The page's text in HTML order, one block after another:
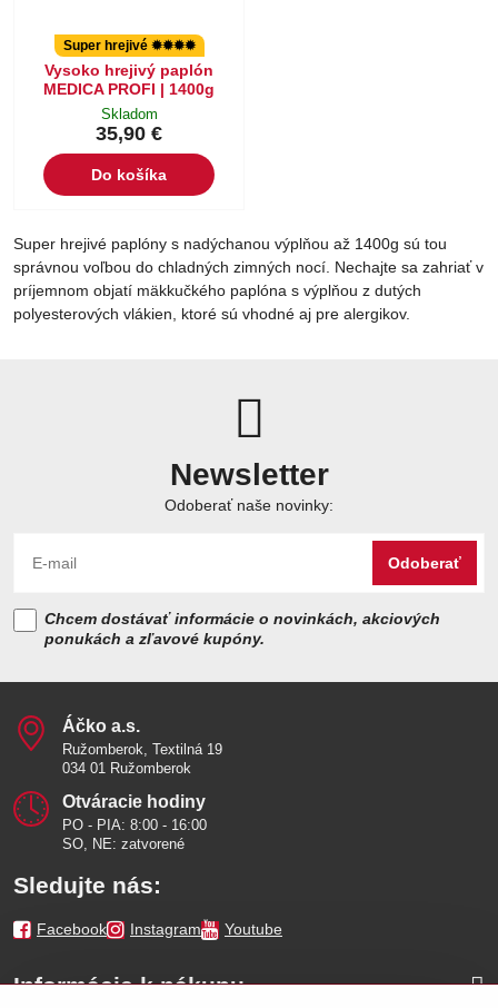
Super hrejivé ✹✹✹✹
Vysoko hrejivý paplón
MEDICA PROFI | 1400g
Skladom
35,90 €
Do košíka
Super hrejivé paplóny s nadýchanou výplňou až 1400g sú tou
správnou voľbou do chladných zimných nocí. Nechajte sa zahriať v
príjemnom objatí mäkkučkého paplóna s výplňou z dutých
polyesterových vlákien, ktoré sú vhodné aj pre alergikov.
Newsletter
Odoberať naše novinky:
Odoberať
Chcem dostávať informácie o novinkách, akciových
ponukách a zľavové kupóny.
Áčko a​.s​.
Ružomberok, Textilná 19
034 01 Ružomberok
Otváracie hodiny
PO - PIA: 8:00 - 16:00
SO, NE: zatvorené
Sledujte nás:
Facebook Instagram Youtube
Informácie k nákupu